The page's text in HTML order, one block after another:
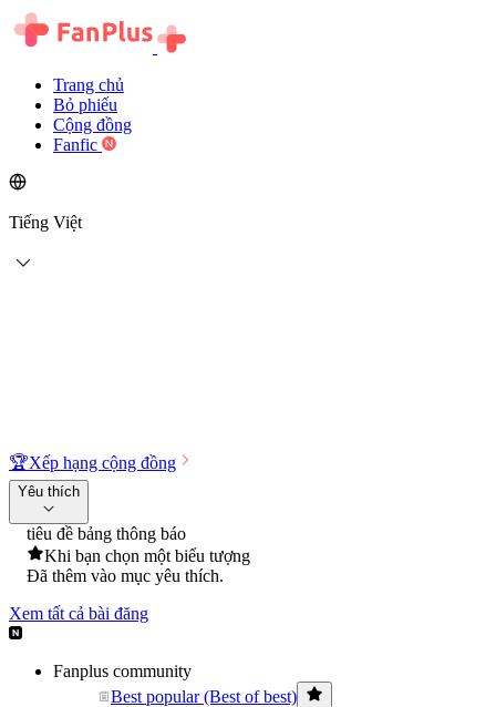
Trang chủ
Bỏ phiếu
Cộng đồng
Fanfic
Tiếng Việt
🏆Xếp hạng cộng đồng
Yêu thích
tiêu đề bảng thông báo
Khi bạn chọn một biểu tượng
Đã thêm vào mục yêu thích.
Xem tất cả bài đăng
Fanplus community
Best popular (Best of best)